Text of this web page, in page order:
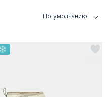
По умолчанию